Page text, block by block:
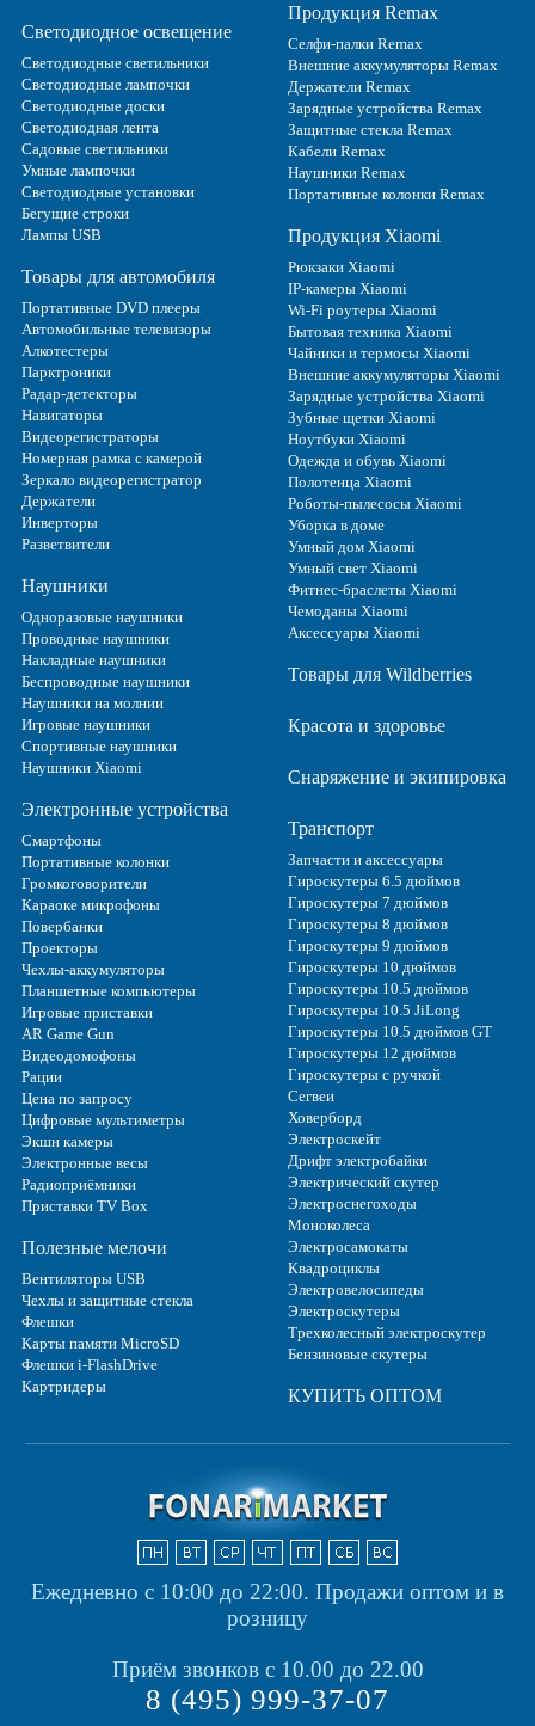
Светодиодное освещение
Светодиодные светильники
Светодиодные лампочки
Светодиодные доски
Светодиодная лента
Садовые светильники
Умные лампочки
Светодиодные установки
Бегущие строки
Лампы USB
Товары для автомобиля
Портативные DVD плееры
Автомобильные телевизоры
Алкотестеры
Парктроники
Радар-детекторы
Навигаторы
Видеорегистраторы
Номерная рамка с камерой
Зеркало видеорегистратор
Держатели
Инверторы
Разветвители
Наушники
Одноразовые наушники
Проводные наушники
Накладные наушники
Беспроводные наушники
Наушники на молнии
Игровые наушники
Спортивные наушники
Наушники Xiaomi
Электронные устройства
Смартфоны
Портативные колонки
Громкоговорители
Караоке микрофоны
Повербанки
Проекторы
Чехлы-аккумуляторы
Планшетные компьютеры
Игровые приставки
AR Game Gun
Видеодомофоны
Рации
Цена по запросу
Цифровые мультиметры
Экшн камеры
Электронные весы
Радиоприёмники
Приставки TV Box
Полезные мелочи
Вентиляторы USB
Чехлы и защитные стекла
Флешки
Карты памяти MicroSD
Флешки i-FlashDrive
Картридеры
Продукция Remax
Селфи-палки Remax
Внешние аккумуляторы Remax
Держатели Remax
Зарядные устройства Remax
Защитные стекла Remax
Кабели Remax
Наушники Remax
Портативные колонки Remax
Продукция Xiaomi
Рюкзаки Xiaomi
IP-камеры Xiaomi
Wi-Fi роутеры Xiaomi
Бытовая техника Xiaomi
Чайники и термосы Xiaomi
Внешние аккумуляторы Xiaomi
Зарядные устройства Xiaomi
Зубные щетки Xiaomi
Ноутбуки Xiaomi
Одежда и обувь Xiaomi
Полотенца Xiaomi
Роботы-пылесосы Xiaomi
Уборка в доме
Умный дом Xiaomi
Умный свет Xiaomi
Фитнес-браслеты Xiaomi
Чемоданы Xiaomi
Аксессуары Xiaomi
Товары для Wildberries
Красота и здоровье
Снаряжение и экипировка
Транспорт
Запчасти и аксессуары
Гироскутеры 6.5 дюймов
Гироскутеры 7 дюймов
Гироскутеры 8 дюймов
Гироскутеры 9 дюймов
Гироскутеры 10 дюймов
Гироскутеры 10.5 дюймов
Гироскутеры 10.5 JiLong
Гироскутеры 10.5 дюймов GT
Гироскутеры 12 дюймов
Гироскутеры с ручкой
Сегвеи
Ховерборд
Электроскейт
Дрифт электробайки
Электрический скутер
Электроснегоходы
Моноколеса
Электросамокаты
Квадроциклы
Электровелосипеды
Электроскутеры
Трехколесный электроскутер
Бензиновые скутеры
КУПИТЬ ОПТОМ
Ежедневно с 10:00 до 22:00. Продажи оптом и в
розницу
Приём звонков с 10.00 до 22.00
8 (495) 999-37-07